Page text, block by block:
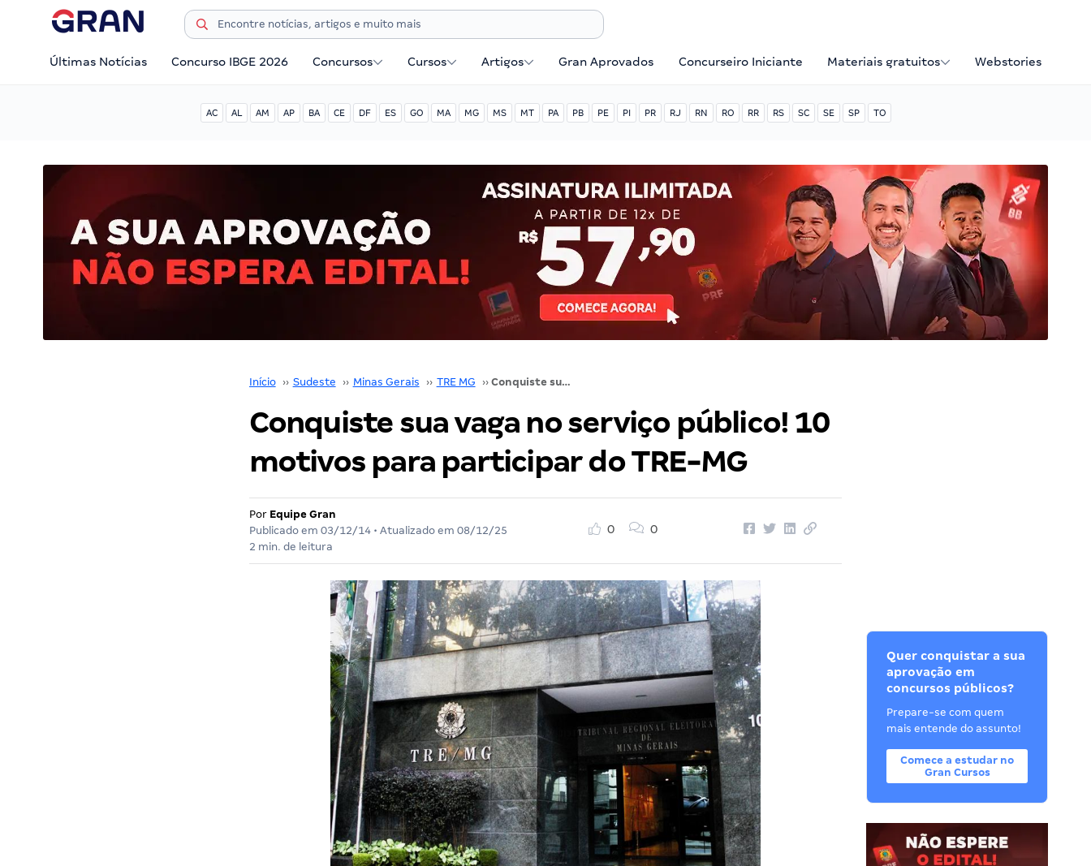
Últimas Notícias Concurso IBGE 2026 Concursos Cursos Artigos Gran Aprovados Concurseiro Iniciante Materiais gratuitos Webstories
AC AL AM AP BA CE DF ES GO MA MG MS MT PA PB PE PI PR RJ RN RO RR RS SC SE SP TO
Início ›› Sudeste ›› Minas Gerais ›› TRE MG ›› Conquiste sua vaga no serviço público! 10 motivos para participar do TRE-MG
Conquiste sua vaga no serviço público! 10
motivos para participar do TRE-MG
Por Equipe Gran
Publicado em 03/12/14• Atualizado em 08/12/25
2 min. de leitura
0 0
Quer conquistar a sua
aprovação em
concursos públicos?
Prepare-se com quem
mais entende do assunto!
Comece a estudar no
Gran Cursos